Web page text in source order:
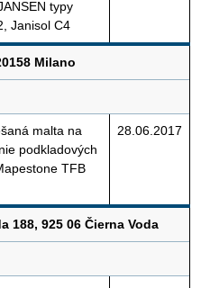
typy
Janisol C4
Milano
malta na
podkladových
TFB
28.06.2017
188, 925 06 Čierna Voda